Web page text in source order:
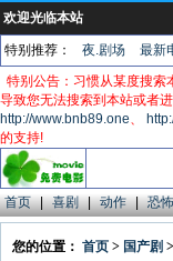
欢迎光临本站
特别推荐： 夜.剧场 最新
特别公告：习惯从某度搜索
导致您无法搜索到本站或者
http://www.bnb89.one、
的支持!
首页 | 喜剧 | 动作 | 恐怖
您的位置： 首页 > 国产剧 >